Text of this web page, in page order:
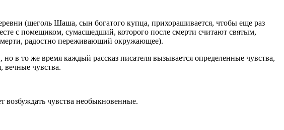
(щеголь Шаша, сын богатого купца, прихорашивается, чтобы еще раз
с помещиком, сумасшедший, которого после смерти считают святым,
радостно переживающий окружающее).
в то же время каждый рассказ писателя вызывается определенные чувства,
вечные чувства.
чувства необыкновенные.